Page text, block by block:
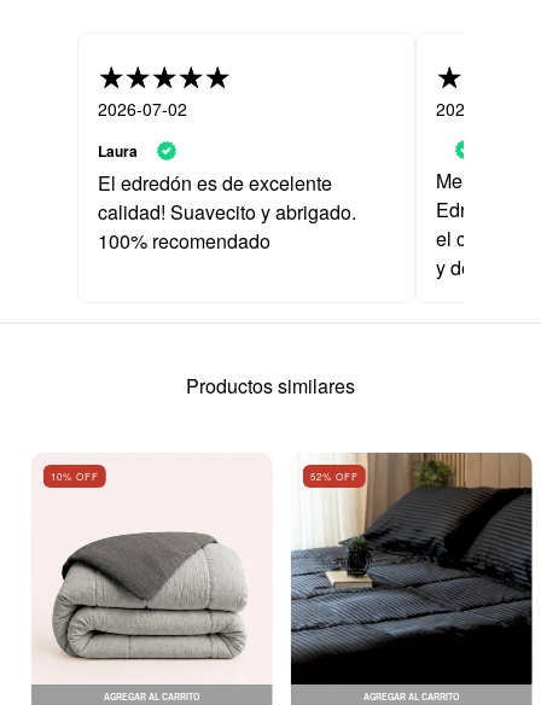
2026-07-02
Laura
El edredón es de excelente
calidad! Suavecito y abrigado.
100% recomendado
2026-06-29
Me
Edredón
el color y la
y de muy
Productos similares
10% OFF
AGREGAR AL CARRITO
52% OFF
AGREGAR AL CARRITO